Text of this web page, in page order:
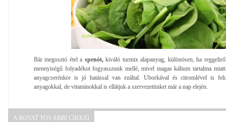
Bár megosztó étel a spenót,kiváló turmix alapanyag, különösen, ha
mennyiségű folyadékot fogyasszunk mellé, mivel magas kálium tartalma
anyagcserénkre is jó hatással van ezáltal. Uborkával és citromlével is
anyagokkal, de vitaminokkal is ellátjuk a szervezetünket már a nap elején.
A ROVAT TOVÁBBI CIKKEI